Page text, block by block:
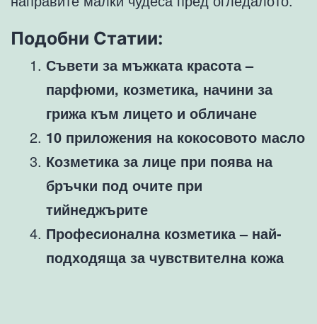
Подобни Статии:
Съвети за мъжката красота –
парфюми, козметика, начини за
грижа към лицето и обличане
10 приложения на кокосовото масло
Козметика за лице при поява на
бръчки под очите при
тийнеджърите
Професионална козметика – най-
подходяща за чувствителна кожа